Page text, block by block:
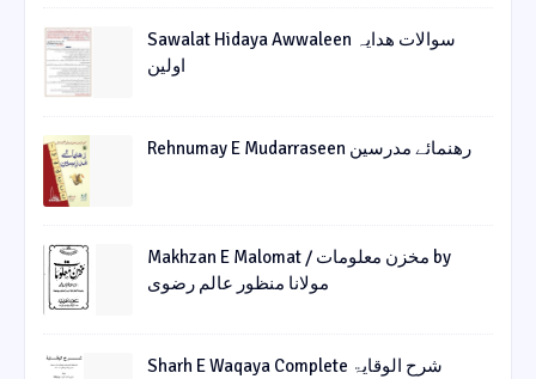
Sawalat Hidaya Awwaleen سوالات ھدایہ
اولین
Rehnumay E Mudarraseen رهنمائے مدرسین
Makhzan E Malomat / مخزن معلومات by
مولانا منظور عالم رضوی
Sharh E Waqaya Complete شرح الوقایۃ